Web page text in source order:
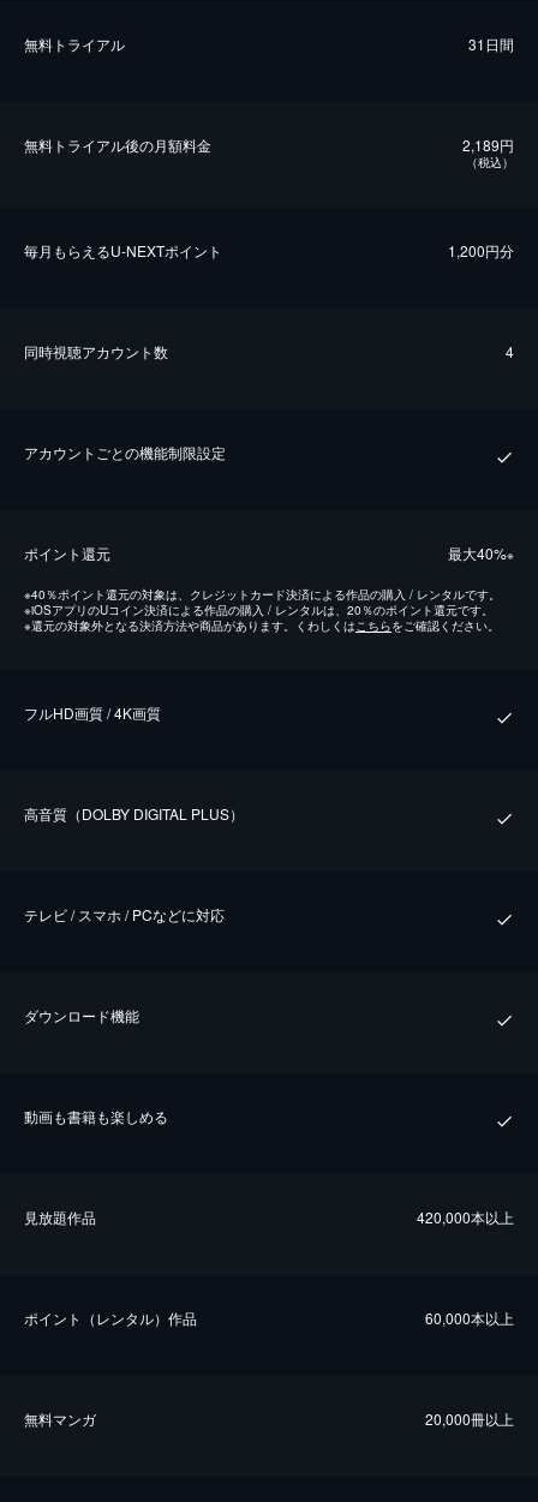
無料トライアル 31日間
無料トライアル後の⽉額料金 2,189円
（税込）
毎⽉もらえるU-NEXTポイント 1,200円分
同時視聴アカウント数 4
アカウントごとの機能制限設定
ポイント還元 最⼤40%※
※40％ポイント還元の対象は、クレジットカード決済による作品の購入 / レンタルです。
※iOSアプリのUコイン決済による作品の購入 / レンタルは、20％のポイント還元です。
※還元の対象外となる決済方法や商品があります。くわしくは こちらをご確認ください。
フルHD画質 / 4K画質
⾼⾳質（DOLBY DIGITAL PLUS）
テレビ / スマホ / PCなどに対応
ダウンロード機能
動画も書籍も楽しめる
⾒放題作品 420,000本以上
ポイント（レンタル）作品 60,000本以上
無料マンガ 20,000冊以上